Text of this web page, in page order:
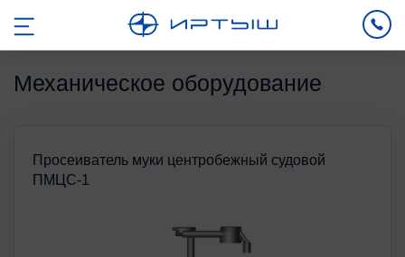
Механическое оборудование
Просеиватель муки центробежный судовой
ПМЦС-1